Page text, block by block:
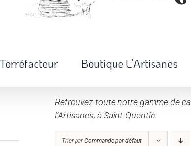
Torréfacteur Boutique L’Artisanes
Retrouvez toute notre gamme de
l’Artisanes, à Saint-Quentin.
Trier parCommande par défaut